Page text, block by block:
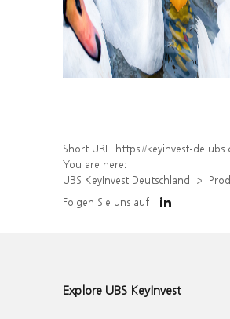
Short URL: https://keyinvest-de.ubs.com/produkt/detail/index/
You are here:
UBS KeyInvest Deutschland
Folgen Sie uns auf
Explore UBS KeyInvest